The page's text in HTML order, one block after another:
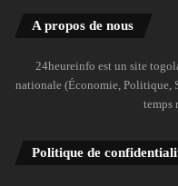
A propos de nous
24heureinfo est un site
nationale (Économie, Politique,
temps
Politique de